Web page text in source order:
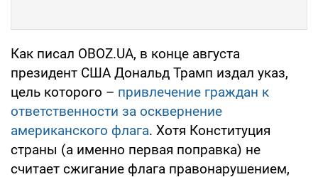
Как писал OBOZ.UA, в конце августа
президент США Дональд Трамп издал указ,
цель которого – привлечение граждан к
ответственности за осквернение
американского флага. Хотя Конституция
страны (а именно первая поправка) не
считает сжигание флага правонарушением,